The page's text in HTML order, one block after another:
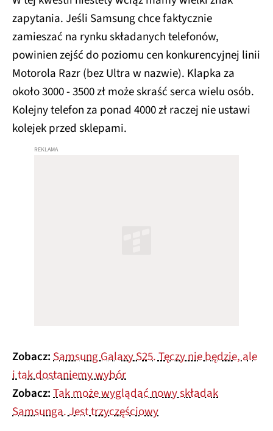
zapytania. Jeśli Samsung chce faktycznie
zamieszać na rynku składanych telefonów,
powinien zejść do poziomu cen konkurencyjnej linii
Motorola Razr (bez Ultra w nazwie). Klapka za
około 3000 - 3500 zł może skraść serca wielu osób.
Kolejny telefon za ponad 4000 zł raczej nie ustawi
kolejek przed sklepami.
Zobacz:Samsung Galaxy S25. Tęczy nie będzie, ale
i tak dostaniemy wybór
Zobacz:Tak może wyglądać nowy składak
Samsunga. Jest trzyczęściowy